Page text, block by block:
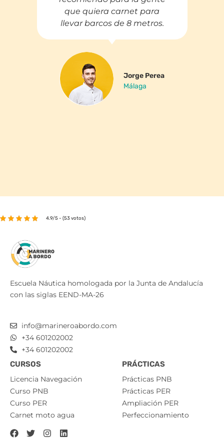
que quiera carnet para
llevar barcos de 8 metros.
Jorge Perea
Málaga
4.9/5 - (53 votos)
Escuela Náutica homologada por la Junta de Andalucía
con las siglas EEND-MA-26
info@marineroabordo.com
+34 601202002
+34 601202002
CURSOS
Licencia Navegación
Curso PNB
Curso PER
Carnet moto agua
PRÁCTICAS
Prácticas PNB
Prácticas PER
Ampliación PER
Perfeccionamiento